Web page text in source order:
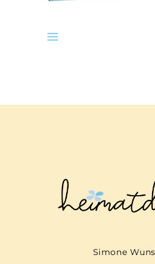
Simone